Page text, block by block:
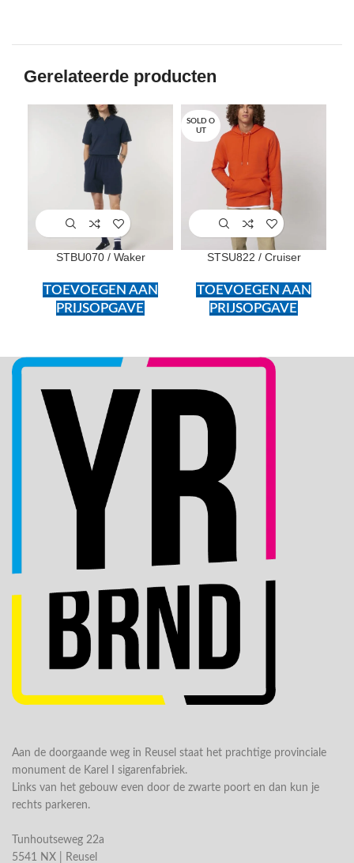
Gerelateerde producten
STBU070 / Waker
TOEVOEGEN AAN
PRIJSOPGAVE
SOLD O
UT
STSU822 / Cruiser
TOEVOEGEN AAN
PRIJSOPGAVE
Aan de doorgaande weg in Reusel staat het prachtige provinciale
monument de Karel I sigarenfabriek.
Links van het gebouw even door de zwarte poort en dan kun je
rechts parkeren.
Tunhoutseweg 22a
5541 NX | Reusel